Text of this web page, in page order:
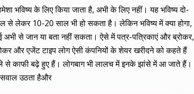
भविष्य के लिए किया जाता है, अभी के लिए नहीं। यह भविष्य दो-
से लेकर 10-20 साल भी हो सकता है। लेकिन भविष्य में क्या होगा,
अभी से जान या बता नहीं सकता। ऐसे में पत्र-पत्रिकाएं और ब्रोकर,
और एजेंट टाइप लोग ऐसी कंपनियों के शेयर खरीदने को कहते हैं
से काफी बढ़े हुए हैं। लोगबाग भी लालच में इनके झांसे में आ जाते हैं।
उठता हैऔर